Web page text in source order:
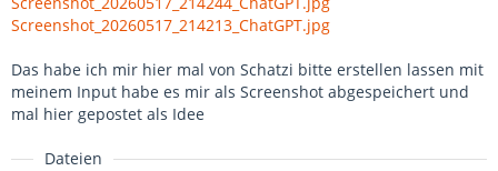
Screenshot_20260517_214213_ChatGPT.jpg
Das habe ich mir hier mal von Schatzi bitte erstellen lassen mit
meinem Input habe es mir als Screenshot abgespeichert und
mal hier gepostet als Idee
Dateien